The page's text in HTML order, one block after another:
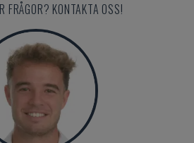
FRÅGOR? KONTAKTA OSS!